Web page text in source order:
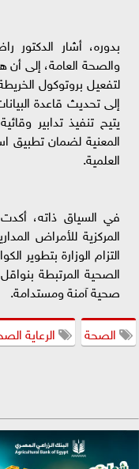
بدوره، أشار
والصحة العامة، إلى
لتفعيل بروتوكول
إلى تحديث قاعدة
يتيح تنفيذ تدابير
المعنية لضمان تطبيق
العلمية.
في السياق ذاته، أكدت
المركزية للأمراض
التزام الوزارة بتطوير
الصحية المرتبطة
صحية آمنة ومستدامة.
الصحة
الرعاية